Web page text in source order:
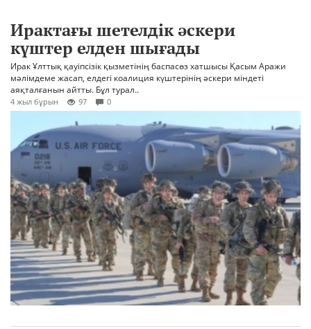
Ирактағы шетелдік әскери
күштер елден шығады
Ирак Ұлттық қауіпсізік қызметінің баспасөз хатшысы Қасым Аражи
мәлімдеме жасап, елдегі коалиция күштерінің әскери міндеті
аяқталғанын айтты. Бұл турал..
4 жыл бұрын 97 0